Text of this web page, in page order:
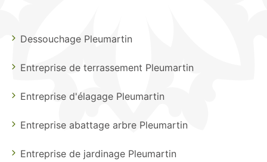
Dessouchage Pleumartin
Entreprise de terrassement Pleumartin
Entreprise d'élagage Pleumartin
Entreprise abattage arbre Pleumartin
Entreprise de jardinage Pleumartin